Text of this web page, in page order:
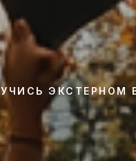
УЧИСЬ ЭКСТЕРНОМ